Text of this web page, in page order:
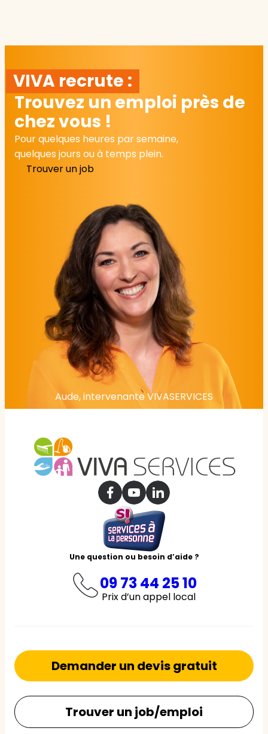
VIVA recrute :
Trouvez un emploi près de
chez vous !
Pour quelques heures par semaine,
quelques jours ou à temps plein.
Trouver un job
Aude, intervenante VIVASERVICES
Une question ou besoin d’aide ?
09 73 44 25 10
Prix d’un appel local
Demander un devis gratuit
Trouver un job/emploi